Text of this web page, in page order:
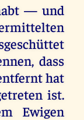
— und
dass
hat
ist.
Ewigen